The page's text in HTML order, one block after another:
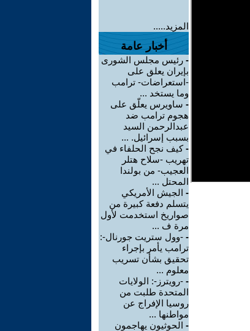
المزيد.....
أخبار عامة
- رئيس مجلس الشورى
بإيران يعلق على
-استعراضات- ترامب
وما يستخد ...
- ساويرس يعلّق على
هجوم ترامب ضد
عبدالرحمن السيد
بسبب إسرائيل. ...
-كيف نجح الحلفاء في
تهريب -سلاح هتلر
العجيب- من بولندا
المحتل ...
- الجيش الأمريكي
يتسلم دفعة كبيرة من
صواريخ استخدمت لأول
مرة ف ...
- -وول ستريت جورنال-:
ترامب يأمر بإجراء
تحقيق بشأن تسريب
معلوم ...
- -رويترز-: الولايات
المتحدة طلبت من
روسيا الإفراج عن
مواطنها ...
- الحوثيون يهاجمون